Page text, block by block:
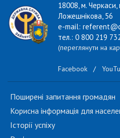
18008, м.
Ложешнікова, 56
e-mail:
тел.: 0 800 219
(переглянути на
Facebook /
Поширені запитання громадян
Корисна інформація для
Історії успіху